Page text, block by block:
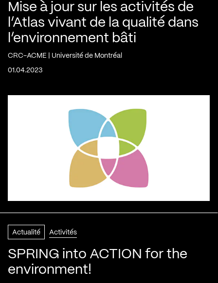
Mise à jour sur les activités de
l’Atlas vivant de la qualité dans
l’environnement bâti
CRC-ACME | Université de Montréal
01.04.2023
Actualité Activités
SPRING into ACTION for the
environment!